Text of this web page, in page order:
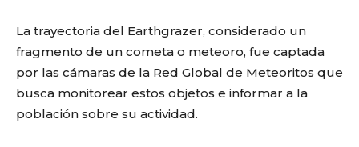
La trayectoria del Earthgrazer, considerado un
fragmento de un cometa o meteoro, fue captada
por las cámaras de la Red Global de Meteoritos que
busca monitorear estos objetos e informar a la
población sobre su actividad.